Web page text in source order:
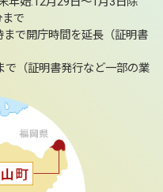
で
で開庁時間を延長（証明書
（証明書発行など一部の業